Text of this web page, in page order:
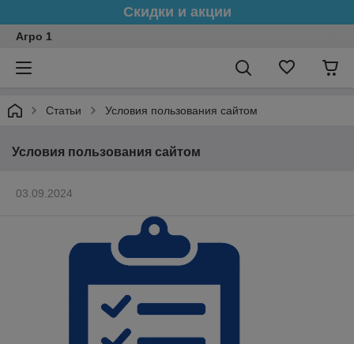
Скидки и акции
Агро 1
Статьи Условия пользования сайтом
Условия пользования сайтом
03.09.2024